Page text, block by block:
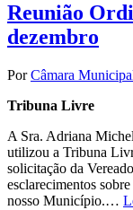
Reunião
dezembro
PorCâmara
Tribuna Livre
A Sra. Adriana
utilizou a Tribuna
solicitação da
esclarecimentos
nosso Município.…